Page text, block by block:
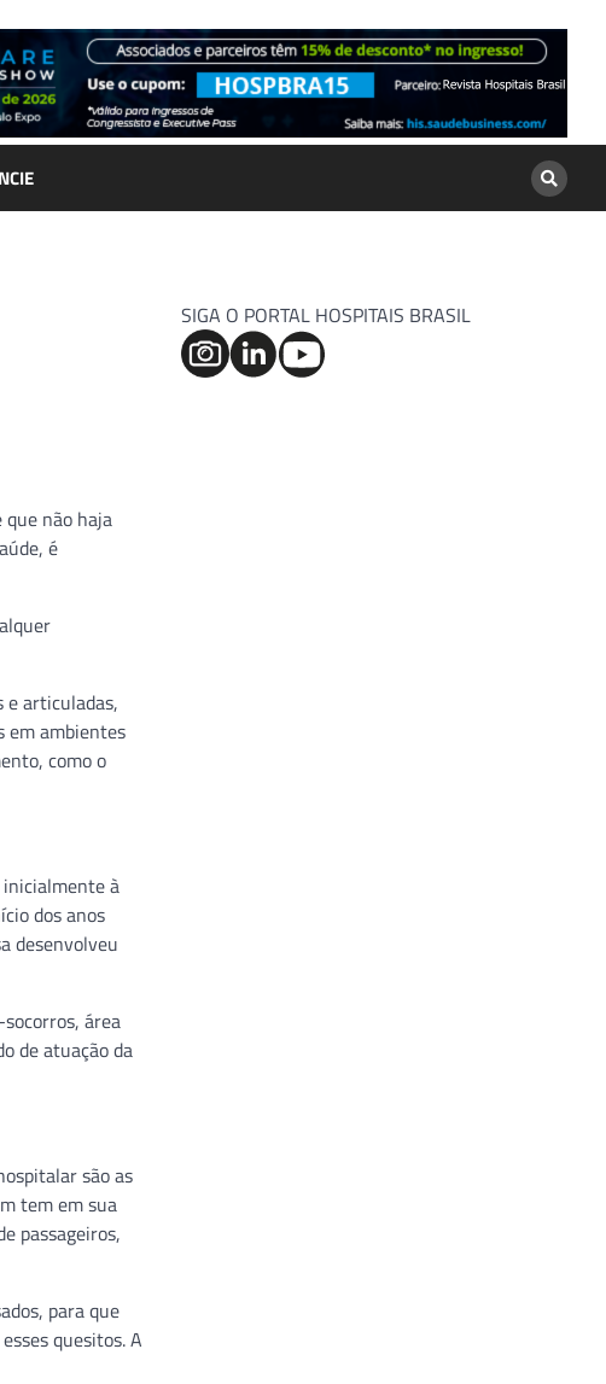
não haja
é
e articuladas,
em ambientes
como o
inicialmente à
dos anos
desenvolveu
área
de atuação da
são as
tem em sua
passageiros,
para que
quesitos. A
SIGA O PORTAL HOSPITAIS BRASIL